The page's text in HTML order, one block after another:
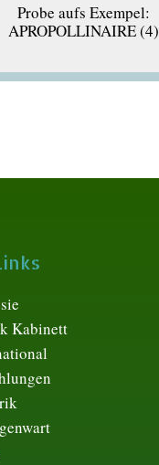
Probe aufs Exempel:
APROPOLLINAIRE (4)
Kabinett